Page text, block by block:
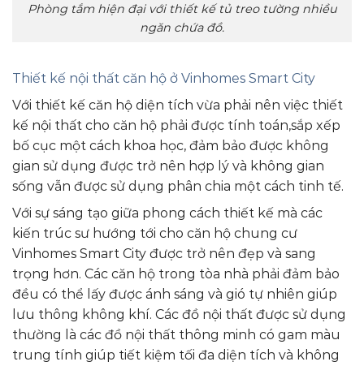
Phòng tắm hiện đại với thiết kế tủ treo tường nhiều
ngăn chứa đồ.
Thiết kế nội thất căn hộ ở Vinhomes Smart City
Với thiết kế căn hộ diện tích vừa phải nên việc thiết
kế nội thất cho căn hộ phải được tính toán,sắp xếp
bố cục một cách khoa học, đảm bảo được không
gian sử dụng được trở nên hợp lý và không gian
sống vẫn được sử dụng phân chia một cách tinh tế.
Với sự sáng tạo giữa phong cách thiết kế mà các
kiến trúc sư hướng tới cho căn hộ chung cư
Vinhomes Smart City được trở nên đẹp và sang
trọng hơn. Các căn hộ trong tòa nhà phải đảm bảo
đều có thể lấy được ánh sáng và gió tự nhiên giúp
lưu thông không khí. Các đồ nội thất được sử dụng
thường là các đồ nội thất thông minh có gam màu
trung tính giúp tiết kiệm tối đa diện tích và không